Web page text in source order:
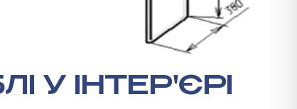
У ІНТЕР'ЄРІ